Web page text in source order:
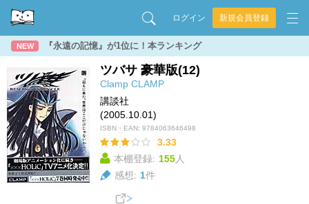
ログイン 新規会員登録
NEW 『永遠の記憶』が1位に！本ランキング
ツバサ 豪華版(12)
Clamp CLAMP
講談社
(2005.10.01)
ISBN・EAN: 9784063646498
3.33
本棚登録: 155人
感想: 1件